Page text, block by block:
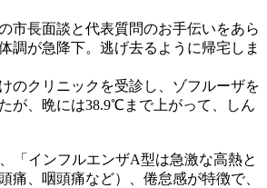
市長面談と代表質問のお手伝いをあら
調が急降下。逃げ去るように帰宅しま
のクリニックを受診し、ゾフルーザを
が、晩には38.9℃まで上がって、しん
「インフルエンザA型は急激な高熱と
痛、咽頭痛など）、倦怠感が特徴で、